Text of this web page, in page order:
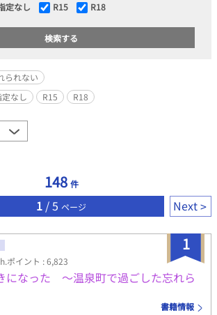
定なし R15 R18
られない
定なし R15 R18
148 件
1 / 5 ページ Next
1
ポイント : 6,823
になった 〜温泉町で過ごした忘れら
書籍情報